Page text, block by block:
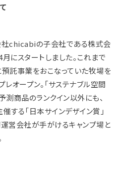
社chicabiの子会社である株式会
にスタートしました。これまで
託事業をおこなっていた牧場を
オープン。「サステナブル空間
測商品のランクイン以外にも、
する「日本サインデザイン賞」
営会社が手がけるキャンプ場と